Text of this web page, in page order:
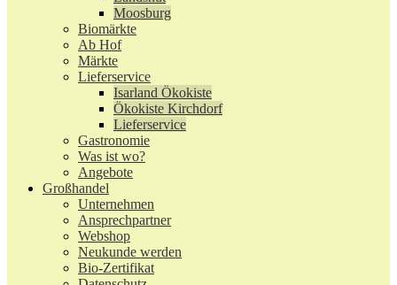
Moosburg
Biomärkte
Ab Hof
Märkte
Lieferservice
Isarland Ökokiste
Ökokiste Kirchdorf
Lieferservice
Gastronomie
Was ist wo?
Angebote
Großhandel
Unternehmen
Ansprechpartner
Webshop
Neukunde werden
Bio-Zertifikat